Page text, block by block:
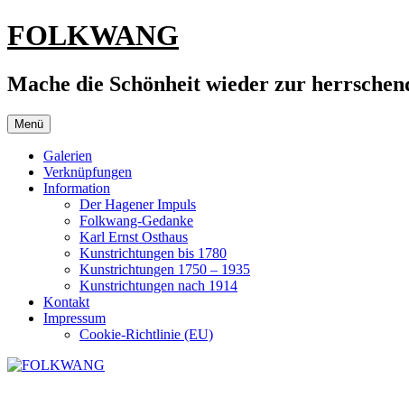
Zum
Inhalt
FOLKWANG
Mache die Schönheit wieder zur
Menü
Galerien
Verknüpfungen
Information
Der Hagener Impuls
Folkwang-Gedanke
Karl Ernst Osthaus
Kunstrichtungen bis 1780
Kunstrichtungen 1750 – 1935
Kunstrichtungen nach 1914
Kontakt
Impressum
Cookie-Richtlinie (EU)